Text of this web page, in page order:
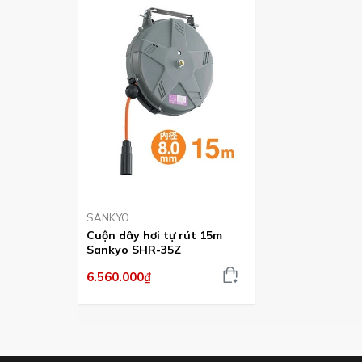
Thông số kích thước, trọng lượng cuộn dây hơi tự
SANKYO
Cuộn dây hơi tự rút 15m
Sankyo SHR-35Z
6.560.000₫